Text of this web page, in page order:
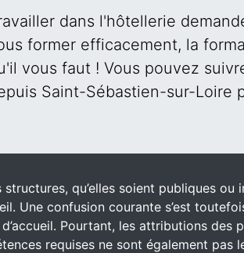
dans l'hôtellerie
former efficacement, la
vous faut ! Vous pouvez
Saint-Sébastien-sur-Loire
structures, qu’elles soient publiques
Une confusion courante s’est
d’accueil. Pourtant, les attributions
requises ne sont également pas